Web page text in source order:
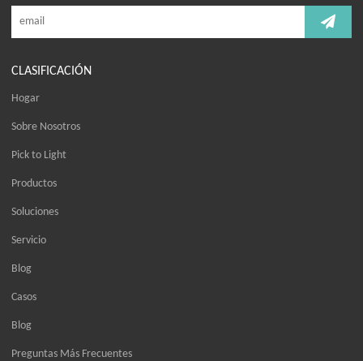
CLASIFICACIÓN
Hogar
Sobre Nosotros
Pick to Light
Productos
Soluciones
Servicio
Blog
Casos
Blog
Preguntas Más Frecuentes